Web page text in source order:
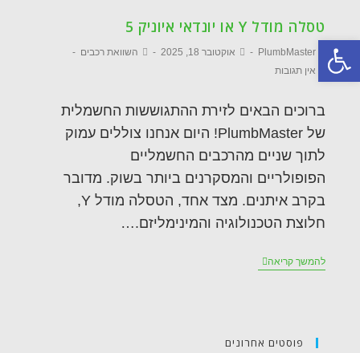
פתח סרגל נגישות
טסלה מודל Y או יונדאי איוניק 5
PlumbMaster אוקטובר 18, 2025
השוואת רכבים
אין תגובות
ברוכים הבאים לזירת ההתגוששות החשמלית
של PlumbMaster! היום אנחנו צוללים עמוק
לתוך שניים מהרכבים החשמליים
הפופולריים והמסקרנים ביותר בשוק. מדובר
בקרב איתנים. מצד אחד, הטסלה מודל Y,
חלוצת הטכנולוגיה והמינימליזם.…
להמשך קריאה
פוסטים אחרונים